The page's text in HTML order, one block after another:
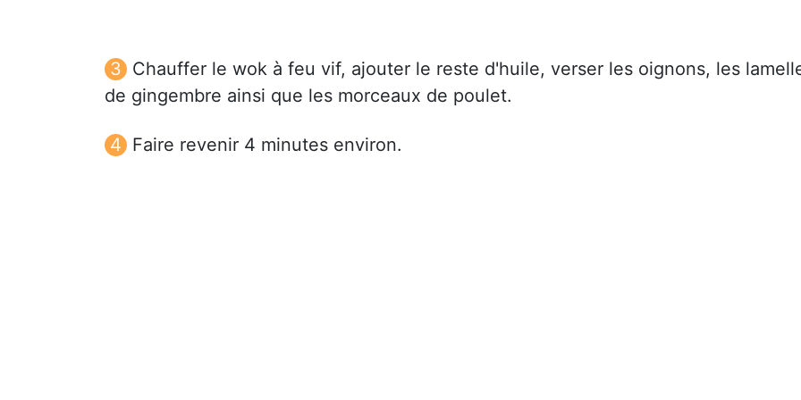
Chauffer le wok à feu vif, ajouter le reste d'huile, verser les oignons, les
de gingembre ainsi que les morceaux de poulet.
Faire revenir 4 minutes environ.